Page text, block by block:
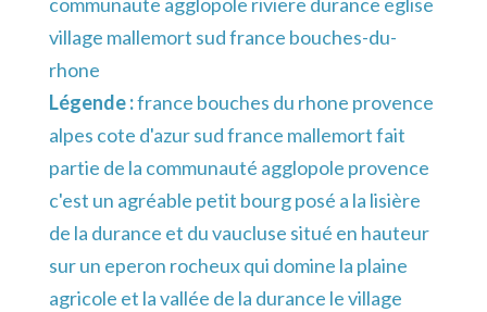
village mallemort sud france bouches-du-
rhone
Légende :france bouches du rhone provence
alpes cote d'azur sud france mallemort fait
partie de la communauté agglopole provence
c'est un agréable petit bourg posé a la lisière
de la durance et du vaucluse situé en hauteur
sur un eperon rocheux qui domine la plaine
agricole et la vallée de la durance le village